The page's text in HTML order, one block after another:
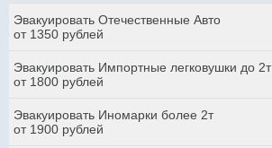
Эвакуировать Отечественные Авто
от 1350 рублей
Эвакуировать Импортные легковушки до 2т
от 1800 рублей
Эвакуировать Иномарки более 2т
от 1900 рублей